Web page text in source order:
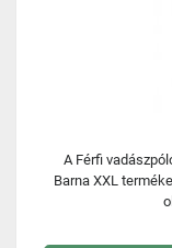
A Férfi
Barna XXL